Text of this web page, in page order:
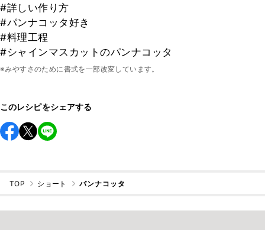
#詳しい作り方
#パンナコッタ好き
#料理工程
#シャインマスカットのパンナコッタ
※みやすさのために書式を一部改変しています。
このレシピをシェアする
TOP ショート パンナコッタ